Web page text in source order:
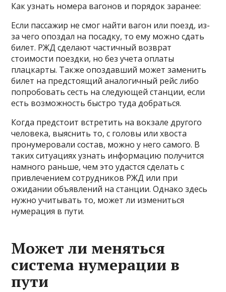
Как узнать номера вагонов и порядок заранее:
Если пассажир не смог найти вагон или поезд, из-
за чего опоздал на посадку, то ему можно сдать
билет. РЖД сделают частичный возврат
стоимости поездки, но без учета оплаты
плацкарты. Также опоздавший может заменить
билет на предстоящий аналогичный рейс либо
попробовать сесть на следующей станции, если
есть возможность быстро туда добраться.
Когда предстоит встретить на вокзале другого
человека, выяснить то, с головы или хвоста
пронумеровали состав, можно у него самого. В
таких ситуациях узнать информацию получится
намного раньше, чем это удастся сделать с
привлечением сотрудников РЖД или при
ожидании объявлений на станции. Однако здесь
нужно учитывать то, может ли измениться
нумерация в пути.
Может ли меняться
система нумерации в
пути